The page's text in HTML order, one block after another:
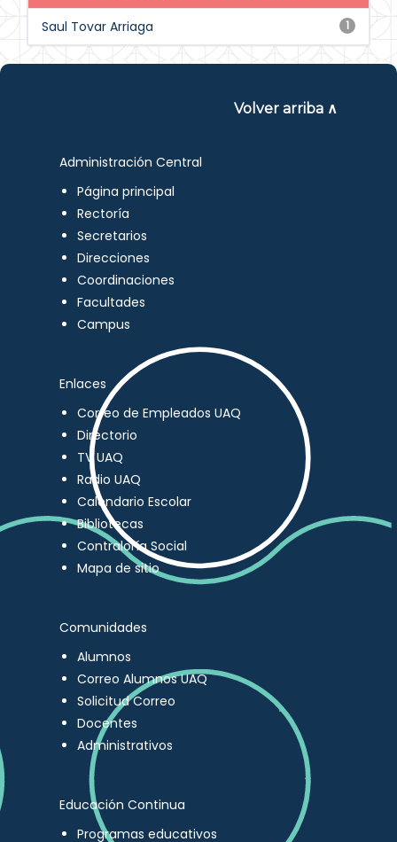
1
Saul Tovar Arriaga
Volver arriba ∧
Administración Central
Página principal
Rectoría
Secretarios
Direcciones
Coordinaciones
Facultades
Campus
Enlaces
Correo de Empleados UAQ
Directorio
TV UAQ
Radio UAQ
Calendario Escolar
Bibliotecas
Contraloría Social
Mapa de sitio
Comunidades
Alumnos
Correo Alumnos UAQ
Solicitud Correo
Docentes
Administrativos
Educación Continua
Programas educativos